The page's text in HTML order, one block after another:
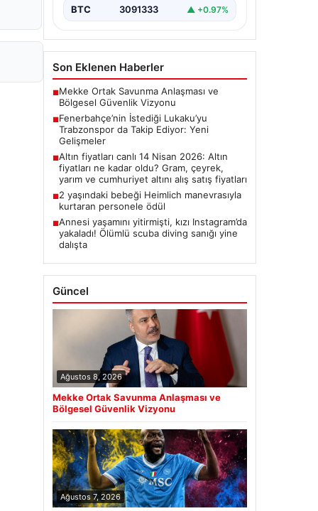
BTC 3091333 ▲ +0.97%
Son Eklenen Haberler
■Mekke Ortak Savunma Anlaşması ve
Bölgesel Güvenlik Vizyonu
■Fenerbahçe’nin İstediği Lukaku’yu
Trabzonspor da Takip Ediyor: Yeni
Gelişmeler
■Altın fiyatları canlı 14 Nisan 2026: Altın
fiyatları ne kadar oldu? Gram, çeyrek,
yarım ve cumhuriyet altını alış satış fiyatları
■2 yaşındaki bebeği Heimlich manevrasıyla
kurtaran personele ödül
■Annesi yaşamını yitirmişti, kızı Instagram’da
yakaladı! Ölümlü scuba diving sanığı yine
dalışta
Güncel
Ağustos 8, 2026
Mekke Ortak Savunma Anlaşması ve
Bölgesel Güvenlik Vizyonu
Ağustos 7, 2026